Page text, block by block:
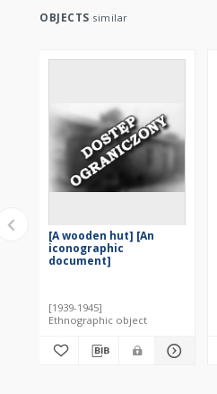
OBJECTS similar
[A wooden hut] [An
iconographic
document]
[1939-1945]
Ethnographic object